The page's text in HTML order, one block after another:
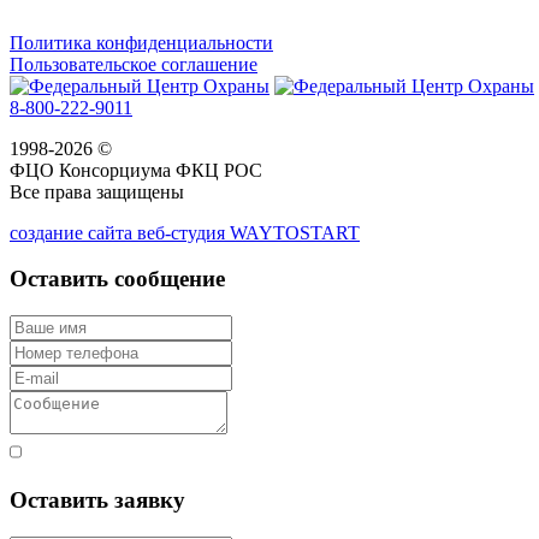
Политика конфиденциальности
Пользовательское соглашение
8-800-222-9011
1998-2026 ©
ФЦО Консорциума ФКЦ РОС
Все права защищены
создание сайта веб-студия WAYTOSTART
Оставить сообщение
Оставить заявку